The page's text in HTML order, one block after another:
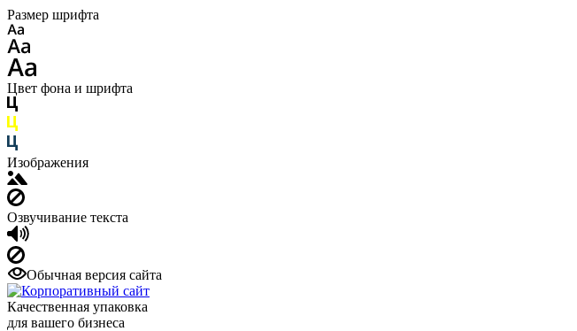
Размер шрифта
Цвет фона и шрифта
Изображения
Озвучивание текста
Обычная версия сайта
Качественная упаковка
для вашего бизнеса